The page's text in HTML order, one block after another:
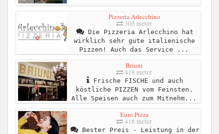
Pizzeria Arlecchino
305 meter
Die Pizzeria Arlecchino hat
wirklich sehr gute italienische
Pizzen! Auch das Service ...
Briuni
418 meter
Frische FISCHE und auch
köstliche PIZZEN vom Feinsten.
Alle Speisen auch zum Mitnehm...
Euro Pizza
418 meter
Bester Preis - Leistung in der